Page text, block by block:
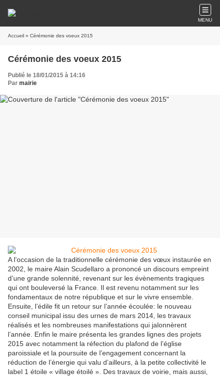
MENU
Accueil » Cérémonie des voeux 2015
Cérémonie des voeux 2015
Publié le 18/01/2015 à 14:16
Par mairie
A l’occasion de la traditionnelle cérémonie des vœux instaurée en
2002, le maire Alain Scudellaro a prononcé un discours empreint
d’une grande solennité, revenant sur les évènements tragiques
qui ont bouleversé la France. Il est revenu notamment sur les
fondamentaux de notre république et sur le vivre ensemble.
Ensuite, l’édile fit un retour sur l’année écoulée: le nouveau
conseil municipal issu des urnes de mars 2014, les travaux
réalisés et les nombreuses manifestations qui jalonnèrent
l’année. Enfin le maire présenta les grandes lignes des projets
2015 avec notamment la réfection du plafond de l’église
paroissiale et la poursuite de l’engagement concernant la
réduction de l’énergie qui valu d’ailleurs, à la petite collectivité le
label 1 étoile « village étoilé ». Des travaux de voirie, mais aussi,